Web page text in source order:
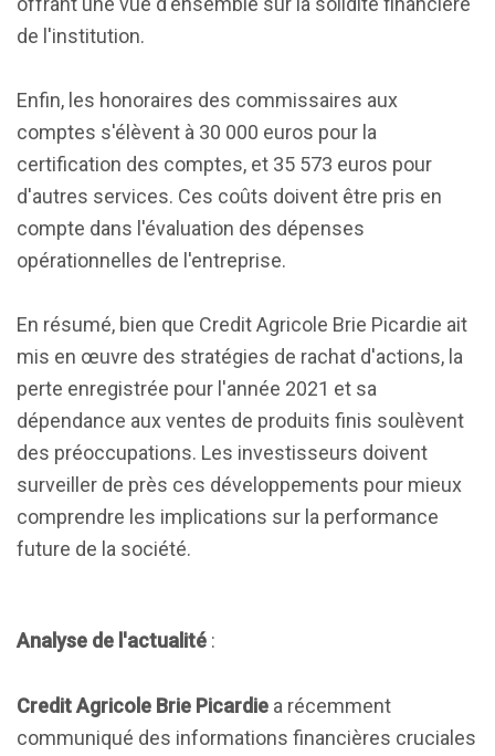
de l'institution.
Enfin, les honoraires des commissaires aux
comptes s'élèvent à 30 000 euros pour la
certification des comptes, et 35 573 euros pour
d'autres services. Ces coûts doivent être pris en
compte dans l'évaluation des dépenses
opérationnelles de l'entreprise.
En résumé, bien que Credit Agricole Brie Picardie ait
mis en œuvre des stratégies de rachat d'actions, la
perte enregistrée pour l'année 2021 et sa
dépendance aux ventes de produits finis soulèvent
des préoccupations. Les investisseurs doivent
surveiller de près ces développements pour mieux
comprendre les implications sur la performance
future de la société.
Analyse de l'actualité :
Credit Agricole Brie Picardie a récemment
communiqué des informations financières cruciales